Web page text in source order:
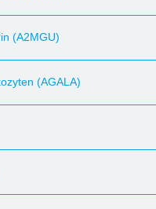
(A2MGU)
(AGALA)